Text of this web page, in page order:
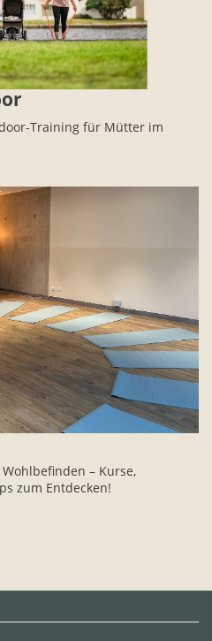
Training für Mütter im
– Kurse,
zum Entdecken!